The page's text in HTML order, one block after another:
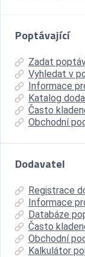
Poptávající
Zadat
Vyhledat v
Informace
Katalog
Často
Obchodní
Dodavatel
Registrace
Informace
Databáze
Často
Obchodní
Kalkulátor